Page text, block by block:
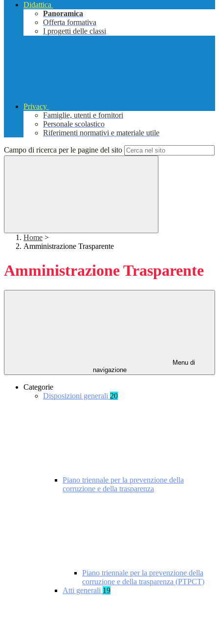
Didattica
Panoramica
Offerta formativa
I progetti delle classi
Privacy
Famiglie, utenti e fornitori
Personale scolastico
Riferimenti normativi e materiale utile
Campo di ricerca per le pagine del sito
Home >
Amministrazione Trasparente
Amministrazione Trasparente
Menu di
navigazione
Categorie
Disposizioni generali 20
Piano triennale per la prevenzione della
corruzione e della trasparenza
Piano triennale per la prevenzione della
corruzione e della trasparenza (PTPCT)
Atti generali 19